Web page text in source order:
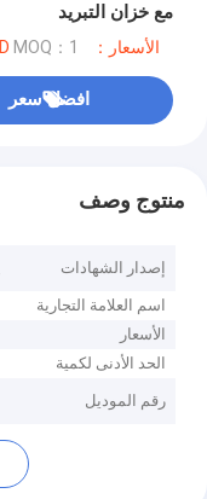
مع خزان التبريد
الأسعار：USD MOQ：1ص
افضل سعر
منتوج وصف
إصدار الشهادات
اسم العلامة التجارية
الأسعار
الحد الأدنى لكمية
رقم الموديل